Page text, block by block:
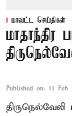
மாவட்ட செய்திகள்
மாதாந்திர
Published on: 11 Feb